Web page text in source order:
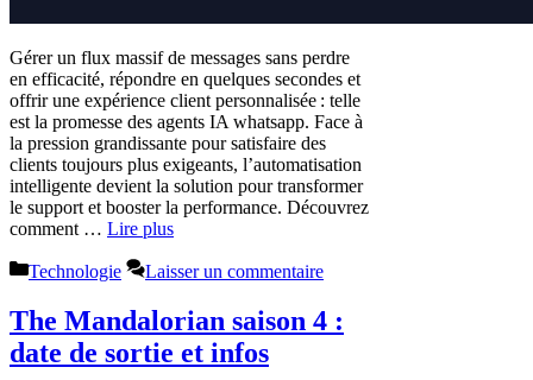
Gérer un flux massif de messages sans perdre
en efficacité, répondre en quelques secondes et
offrir une expérience client personnalisée : telle
est la promesse des agents IA whatsapp. Face à
la pression grandissante pour satisfaire des
clients toujours plus exigeants, l’automatisation
intelligente devient la solution pour transformer
le support et booster la performance. Découvrez
comment … Lire plus
Catégories
Technologie Laisser un commentaire
The Mandalorian saison 4 :
date de sortie et infos